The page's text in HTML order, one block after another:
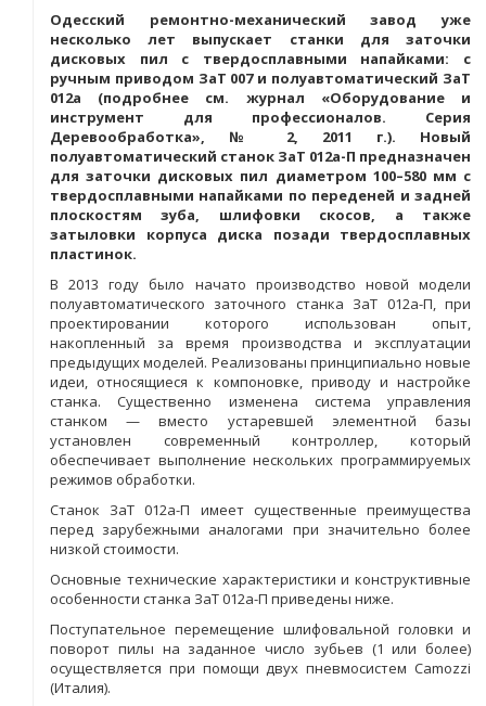
Одесский ремонтно-механический завод уже
несколько лет выпускает станки для заточки
дисковых пил с твердосплавными напайками: с
ручным приводом ЗаТ 007 и полуавтоматический ЗаТ
012а (подробнее см. журнал «Оборудование и
инструмент для профессионалов. Серия
Деревообработка», № 2, 2011 г.). Новый
полуавтоматический станок ЗаТ 012а-П предназначен
для заточки дисковых пил диаметром 100–580 мм с
твердосплавными напайками по переденей и задней
плоскостям зуба, шлифовки скосов, а также
затыловки корпуса диска позади твердосплавных
пластинок.
В 2013 году было начато производство новой модели
полуавтоматического заточного станка ЗаТ 012а-П, при
проектировании которого использован опыт,
накопленный за время производства и эксплуатации
предыдущих моделей. Реализованы принципиально новые
идеи, относящиеся к компоновке, приводу и настройке
станка. Существенно изменена система управления
станком — вместо устаревшей элементной базы
установлен современный контроллер, который
обеспечивает выполнение нескольких программируемых
режимов обработки.
Станок ЗаТ 012а-П имеет существенные преимущества
перед зарубежными аналогами при значительно более
низкой стоимости.
Основные технические характеристики и конструктивные
особенности станка ЗаТ 012а-П приведены ниже.
Поступательное перемещение шлифовальной головки и
поворот пилы на заданное число зубьев (1 или более)
осуществляется при помощи двух пневмосистем Camozzi
(Италия).